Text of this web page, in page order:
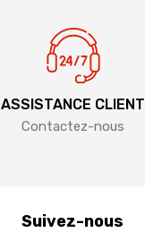
ASSISTANCE CLIENT
Contactez-nous
Suivez-nous